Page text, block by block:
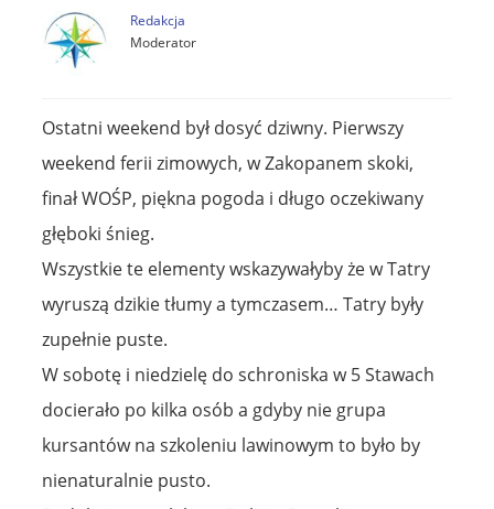
Redakcja
Moderator
Ostatni weekend był dosyć dziwny. Pierwszy
weekend ferii zimowych, w Zakopanem skoki,
finał WOŚP, piękna pogoda i długo oczekiwany
głęboki śnieg.
Wszystkie te elementy wskazywałyby że w Tatry
wyruszą dzikie tłumy a tymczasem… Tatry były
zupełnie puste.
W sobotę i niedzielę do schroniska w 5 Stawach
docierało po kilka osób a gdyby nie grupa
kursantów na szkoleniu lawinowym to było by
nienaturalnie pusto.